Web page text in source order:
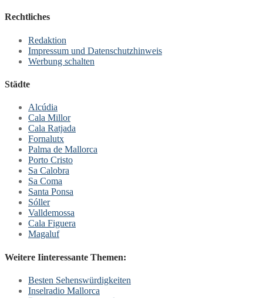
Rechtliches
Redaktion
Impressum und Datenschutzhinweis
Werbung schalten
Städte
Alcúdia
Cala Millor
Cala Ratjada
Fornalutx
Palma de Mallorca
Porto Cristo
Sa Calobra
Sa Coma
Santa Ponsa
Sóller
Valldemossa
Cala Figuera
Magaluf
Weitere Iinteressante Themen:
Besten Sehenswürdigkeiten
Inselradio Mallorca